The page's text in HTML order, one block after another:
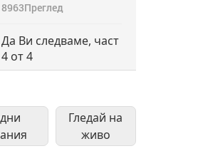
8963Преглед
Да Ви следваме, част
4 от 4
Гледай на
живо